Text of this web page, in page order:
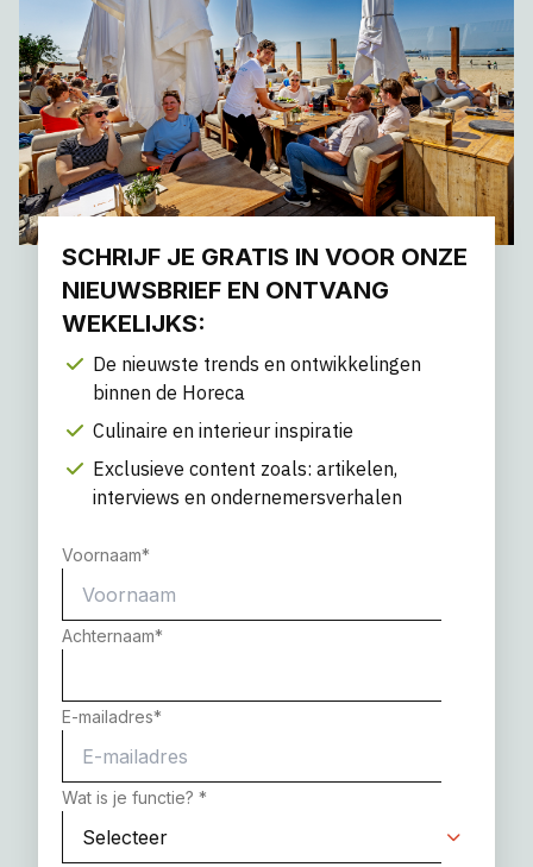
SCHRIJF JE GRATIS IN VOOR ONZE
NIEUWSBRIEF EN ONTVANG
WEKELIJKS:
De nieuwste trends en ontwikkelingen
binnen de Horeca
Culinaire en interieur inspiratie
Exclusieve content zoals: artikelen,
interviews en ondernemersverhalen
Voornaam*
Achternaam*
E-mailadres*
Wat is je functie? *